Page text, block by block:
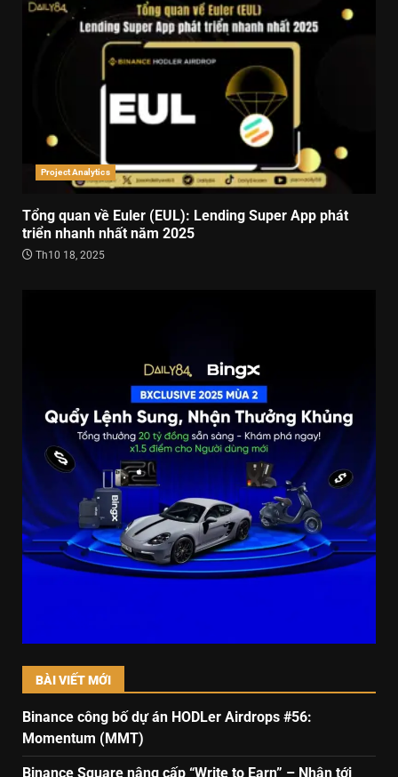
Project Analytics
Tổng quan về Euler (EUL): Lending Super App phát
triển nhanh nhất năm 2025
Th10 18, 2025
BÀI VIẾT MỚI
Binance công bố dự án HODLer Airdrops #56:
Momentum (MMT)
Binance Square nâng cấp “Write to Earn” – Nhận tới